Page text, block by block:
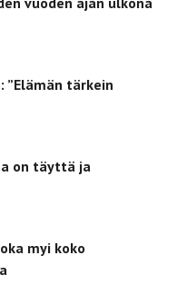
”Elämän tärkein
on täyttä ja
myi koko